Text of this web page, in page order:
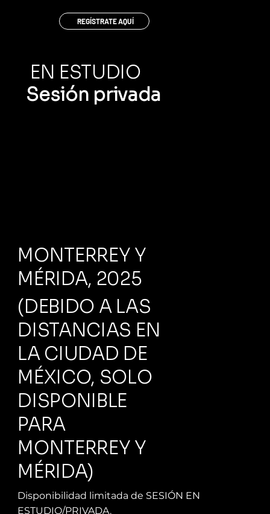
REGÍSTRATE AQUÍ
MONTERREY Y
MÉRIDA, 2025
(DEBIDO A LAS
DISTANCIAS EN
LA CIUDAD DE
MÉXICO, SOLO
DISPONIBLE
PARA
MONTERREY Y
MÉRIDA)
Disponibilidad limitada de SESIÓN EN
ESTUDIO/PRIVADA.
EN ESTUDIO
Sesión privada